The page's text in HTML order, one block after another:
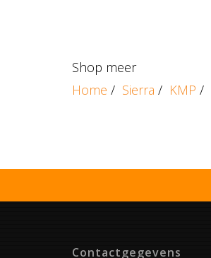
Shop meer
Home / Sierra / KMP /
Contactgegevens